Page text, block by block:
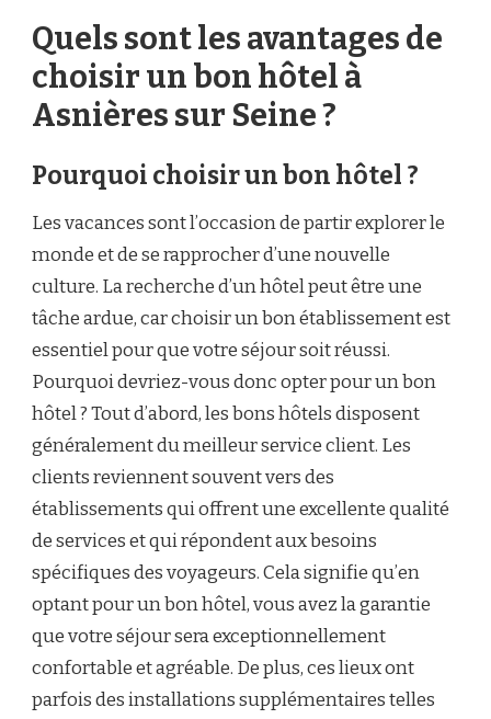
Quels sont les avantages de
choisir un bon hôtel à
Asnières sur Seine ?
Pourquoi choisir un bon hôtel ?
Les vacances sont l’occasion de partir explorer le
monde et de se rapprocher d’une nouvelle
culture. La recherche d’un hôtel peut être une
tâche ardue, car choisir un bon établissement est
essentiel pour que votre séjour soit réussi.
Pourquoi devriez-vous donc opter pour un bon
hôtel ? Tout d’abord, les bons hôtels disposent
généralement du meilleur service client. Les
clients reviennent souvent vers des
établissements qui offrent une excellente qualité
de services et qui répondent aux besoins
spécifiques des voyageurs. Cela signifie qu’en
optant pour un bon hôtel, vous avez la garantie
que votre séjour sera exceptionnellement
confortable et agréable. De plus, ces lieux ont
parfois des installations supplémentaires telles